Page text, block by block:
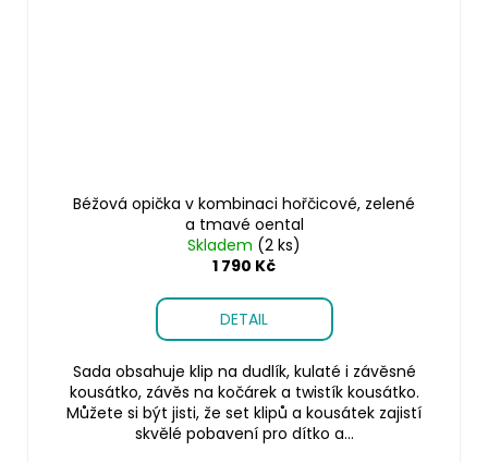
Béžová opička v kombinaci hořčicové, zelené
a tmavé oental
Skladem (2 ks)
1 790 Kč
DETAIL
Sada obsahuje klip na dudlík, kulaté i závěsné
kousátko, závěs na kočárek a twistík kousátko.
Můžete si být jisti, že set klipů a kousátek zajistí
skvělé pobavení pro dítko a...